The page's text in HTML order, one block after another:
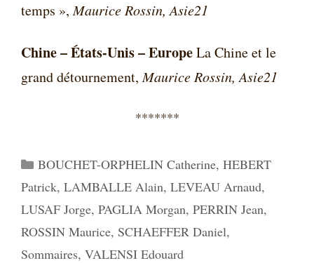
temps »,Maurice Rossin, Asie21
Chine – États-Unis – EuropeLa Chine et le
grand détournement,Maurice Rossin, Asie21
*******
Catégories
BOUCHET-ORPHELIN Catherine, HEBERT
Patrick, LAMBALLE Alain, LEVEAU Arnaud,
LUSAF Jorge, PAGLIA Morgan, PERRIN Jean,
ROSSIN Maurice, SCHAEFFER Daniel,
Sommaires, VALENSI Edouard